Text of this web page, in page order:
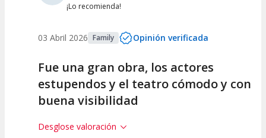
¡Lo recomienda!
03 Abril 2026 Family Opinión verificada
Fue una gran obra, los actores
estupendos y el teatro cómodo y con
buena visibilidad
Desglose valoración